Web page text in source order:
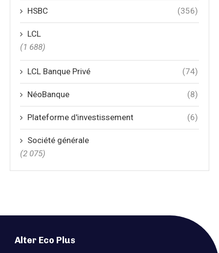
HSBC (356)
LCL
(1 688)
LCL Banque Privé (74)
NéoBanque (8)
Plateforme d'investissement (6)
Société générale
(2 075)
Alter Eco Plus